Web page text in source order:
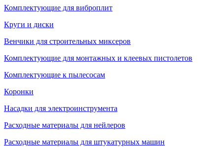
Комплектующие для виброплит
Круги и диски
Венчики для строительных миксеров
Комплектующие для монтажных и клеевых пистолетов
Комплектующие к пылесосам
Коронки
Насадки для электроинструмента
Расходные материалы для нейлеров
Расходные материалы для штукатурных машин